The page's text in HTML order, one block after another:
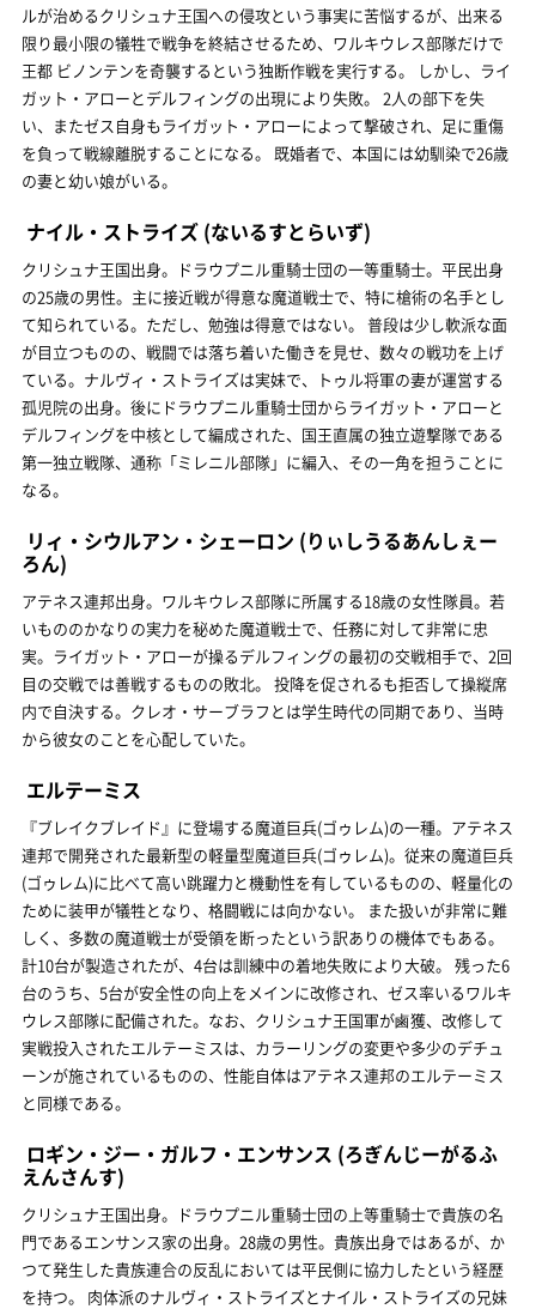
ルが治めるクリシュナ王国への侵攻という事実に苦悩するが、出来る
限り最小限の犠牲で戦争を終結させるため、ワルキウレス部隊だけで
王都 ビノンテンを奇襲するという独断作戦を実行する。 しかし、ライ
ガット・アローとデルフィングの出現により失敗。 2人の部下を失
い、またゼス自身もライガット・アローによって撃破され、足に重傷
を負って戦線離脱することになる。 既婚者で、本国には幼馴染で26歳
の妻と幼い娘がいる。
ナイル・ストライズ (ないるすとらいず)
クリシュナ王国出身。ドラウプニル重騎士団の一等重騎士。平民出身
の25歳の男性。主に接近戦が得意な魔道戦士で、特に槍術の名手とし
て知られている。ただし、勉強は得意ではない。 普段は少し軟派な面
が目立つものの、戦闘では落ち着いた働きを見せ、数々の戦功を上げ
ている。ナルヴィ・ストライズは実妹で、トゥル将軍の妻が運営する
孤児院の出身。後にドラウプニル重騎士団からライガット・アローと
デルフィングを中核として編成された、国王直属の独立遊撃隊である
第一独立戦隊、通称「ミレニル部隊」に編入、その一角を担うことに
なる。
リィ・シウルアン・シェーロン (りぃしうるあんしぇー
ろん)
アテネス連邦出身。ワルキウレス部隊に所属する18歳の女性隊員。若
いもののかなりの実力を秘めた魔道戦士で、任務に対して非常に忠
実。ライガット・アローが操るデルフィングの最初の交戦相手で、2回
目の交戦では善戦するものの敗北。 投降を促されるも拒否して操縦席
内で自決する。クレオ・サーブラフとは学生時代の同期であり、当時
から彼女のことを心配していた。
エルテーミス
『ブレイクブレイド』に登場する魔道巨兵(ゴゥレム)の一種。アテネス
連邦で開発された最新型の軽量型魔道巨兵(ゴゥレム)。従来の魔道巨兵
(ゴゥレム)に比べて高い跳躍力と機動性を有しているものの、軽量化の
ために装甲が犠牲となり、格闘戦には向かない。 また扱いが非常に難
しく、多数の魔道戦士が受領を断ったという訳ありの機体でもある。
計10台が製造されたが、4台は訓練中の着地失敗により大破。 残った6
台のうち、5台が安全性の向上をメインに改修され、ゼス率いるワルキ
ウレス部隊に配備された。なお、クリシュナ王国軍が鹵獲、改修して
実戦投入されたエルテーミスは、カラーリングの変更や多少のデチュ
ーンが施されているものの、性能自体はアテネス連邦のエルテーミス
と同様である。
ロギン・ジー・ガルフ・エンサンス (ろぎんじーがるふ
えんさんす)
クリシュナ王国出身。ドラウプニル重騎士団の上等重騎士で貴族の名
門であるエンサンス家の出身。28歳の男性。貴族出身ではあるが、か
つて発生した貴族連合の反乱においては平民側に協力したという経歴
を持つ。 肉体派のナルヴィ・ストライズとナイル・ストライズの兄妹